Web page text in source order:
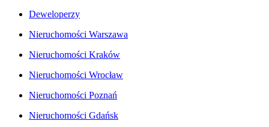
Deweloperzy
Nieruchomości Warszawa
Nieruchomości Kraków
Nieruchomości Wrocław
Nieruchomości Poznań
Nieruchomości Gdańsk